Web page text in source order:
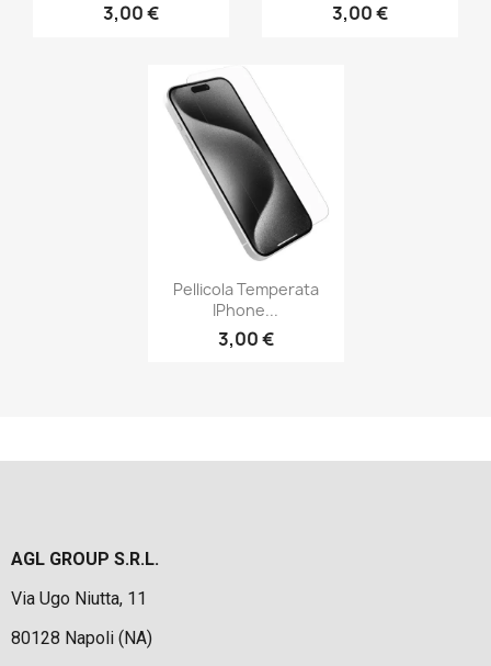
3,00 € 3,00 €
Pellicola Temperata
IPhone...
3,00 €
AGL GROUP S.R.L.
Via Ugo Niutta, 11
80128 Napoli (NA)